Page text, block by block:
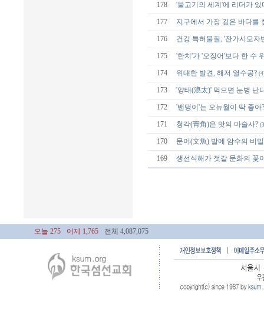
178 '물고기의 세계'에 리더가 있
177 지구에서 가장 깊은 바다를
176 건강 특허물질, '잔가시모자
175 '한치'가 '오징어'보다 한 수
174 위대한 발견, 해저 열수공?
173 '양태(浪太)' 먹으면 눈병 난
172 '밴댕이'는 오뉴월이 딱 좋아?
171 청각(靑角)은 맛의 마술사?
170 문어(文魚) 발에 암수의 비
169 생선식해가 젓갈 문화의 꽃
오늘 275 · 어제 1,765 · 전체 4,087,075